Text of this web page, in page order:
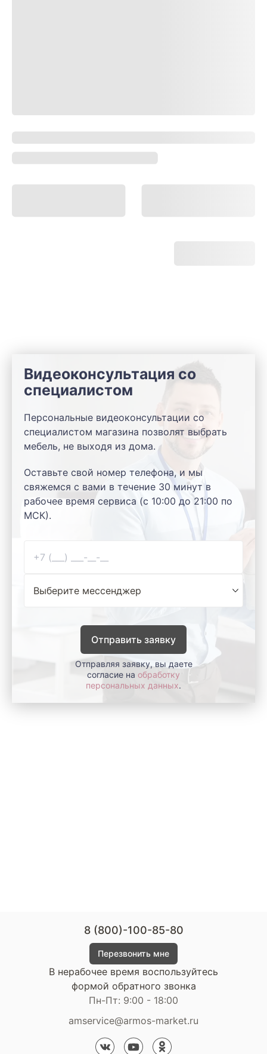
Видеоконсультация со
специалистом
Персональные видеоконсультации со
специалистом магазина позволят выбрать
мебель, не выходя из дома.
Оставьте свой номер телефона, и мы
свяжемся с вами в течение 30 минут в
рабочее время сервиса (с 10:00 до 21:00 по
МСК).
Отправить заявку
Отправляя заявку, вы даете
согласие на обработку
персональных данных.
8 (800)-100-85-80
Перезвонить мне
В нерабочее время воспользуйтесь
формой обратного звонка
Пн-Пт: 9:00 - 18:00
amservice@armos-market.ru